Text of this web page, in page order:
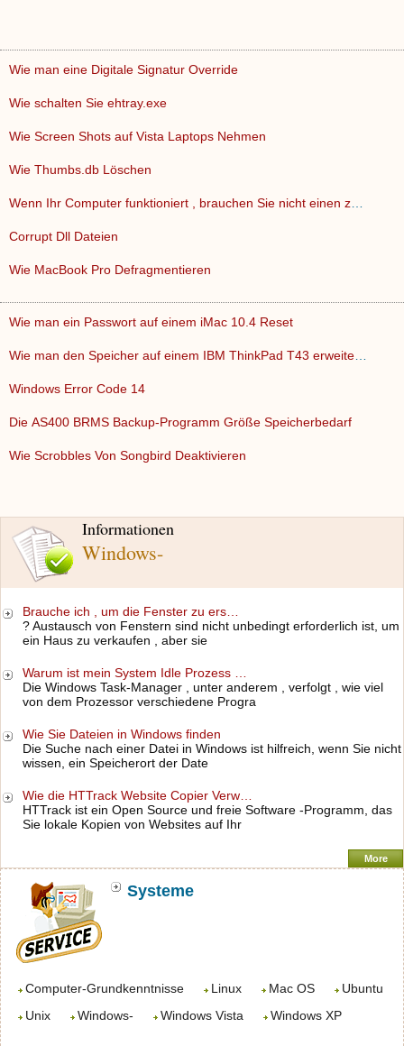
Informationen
Windows-
Brauche ich , um die Fenster zu ers…
? Austausch von Fenstern sind nicht unbedingt erforderlich ist, um
ein Haus zu verkaufen , aber sie
Warum ist mein System Idle Prozess …
Die Windows Task-Manager , unter anderem , verfolgt , wie viel
von dem Prozessor verschiedene Progra
Wie Sie Dateien in Windows finden
Die Suche nach einer Datei in Windows ist hilfreich, wenn Sie nicht
wissen, ein Speicherort der Date
Wie die HTTrack Website Copier Verw…
HTTrack ist ein Open Source und freie Software -Programm, das
Sie lokale Kopien von Websites auf Ihr
More
Systeme
Computer-Grundkenntnisse Linux Mac OS
Ubuntu
Unix
Windows- Windows Vista Windows XP
Wie man eine Digitale Signatur Override
Wie schalten Sie ehtray.exe
Wie Screen Shots auf Vista Laptops Nehmen
Wie Thumbs.db Löschen
Corrupt Dll Dateien
Wie MacBook Pro Defragmentieren
Wie man ein Passwort auf einem iMac 10.4 Reset
Windows Error Code 14
Die AS400 BRMS Backup-Programm Größe Speicherbedarf
Wie Scrobbles Von Songbird Deaktivieren